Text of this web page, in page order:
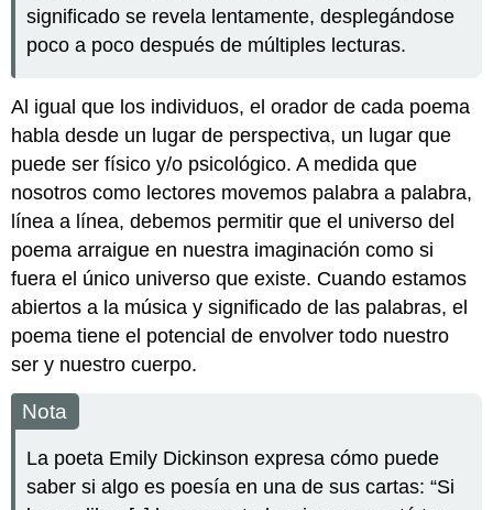
significado se revela lentamente, desplegándose
poco a poco después de múltiples lecturas.
Al igual que los individuos, el orador de cada poema
habla desde un lugar de perspectiva, un lugar que
puede ser físico y/o psicológico. A medida que
nosotros como lectores movemos palabra a palabra,
línea a línea, debemos permitir que el universo del
poema arraigue en nuestra imaginación como si
fuera el único universo que existe. Cuando estamos
abiertos a la música y significado de las palabras, el
poema tiene el potencial de envolver todo nuestro
ser y nuestro cuerpo.
Nota
La poeta Emily Dickinson expresa cómo puede
saber si algo es poesía en una de sus cartas: “Si